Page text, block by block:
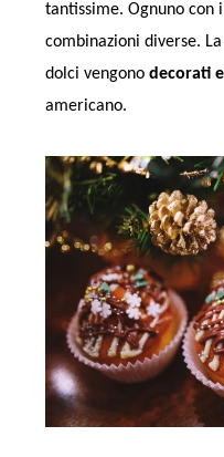
tantissime. Ognuno
combinazioni diverse.
dolci vengono decorati
americano.